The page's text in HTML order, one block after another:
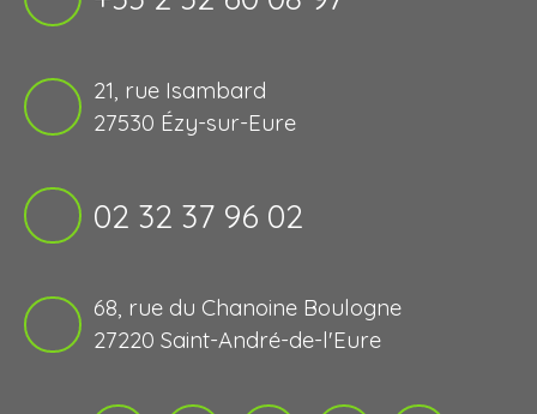
21, rue Isambard
27530 Ézy-sur-Eure
02 32 37 96 02
68, rue du Chanoine Boulogne
27220 Saint-André-de-l'Eure